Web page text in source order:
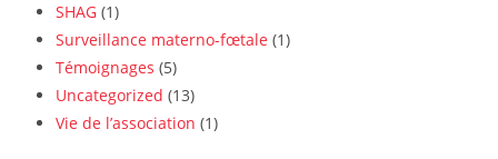
SHAG (1)
Surveillance materno-fœtale (1)
Témoignages (5)
Uncategorized (13)
Vie de l’association (1)